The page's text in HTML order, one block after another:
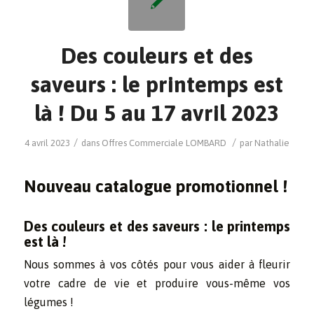
Des couleurs et des
saveurs : le printemps est
là ! Du 5 au 17 avril 2023
4 avril 2023 / dans Offres Commerciale LOMBARD / par Nathalie
Nouveau catalogue promotionnel !
Des couleurs et des saveurs : le printemps
est là !
Nous sommes à vos côtés pour vous aider à fleurir
votre cadre de vie et produire vous-même vos
légumes !